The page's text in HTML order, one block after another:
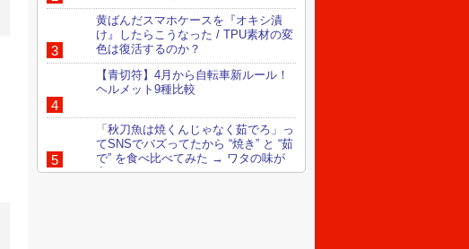
黄ばんだスマホケースを『オキシ漬
け』したらこうなった / TPU素材の変
色は復活するのか？
【青切符】4月から自転車新ルール！
ヘルメット9種比較
「秋刀魚は焼くんじゃなく茹でろ」っ
てSNSでバズってたから “焼き” と “茹
で” を食べ比べてみた → ワタの味が
変わってる！